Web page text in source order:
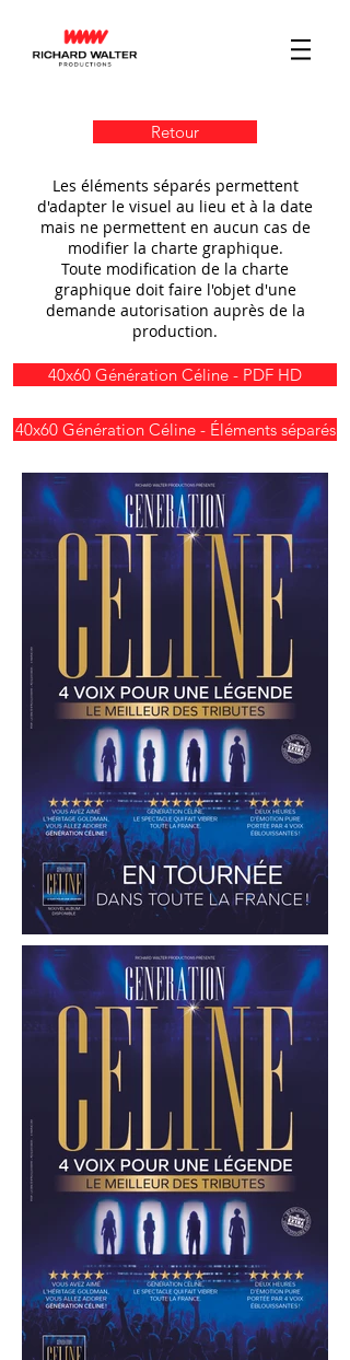
Retour
Les éléments séparés permettent
d'adapter le visuel au lieu et à la date
mais ne permettent en aucun cas de
modifier la charte graphique.
Toute modification de la charte
graphique doit faire l'objet d'une
demande autorisation auprès de la
production.
40x60 Génération Céline - PDF HD
40x60 Génération Céline - Éléments séparés